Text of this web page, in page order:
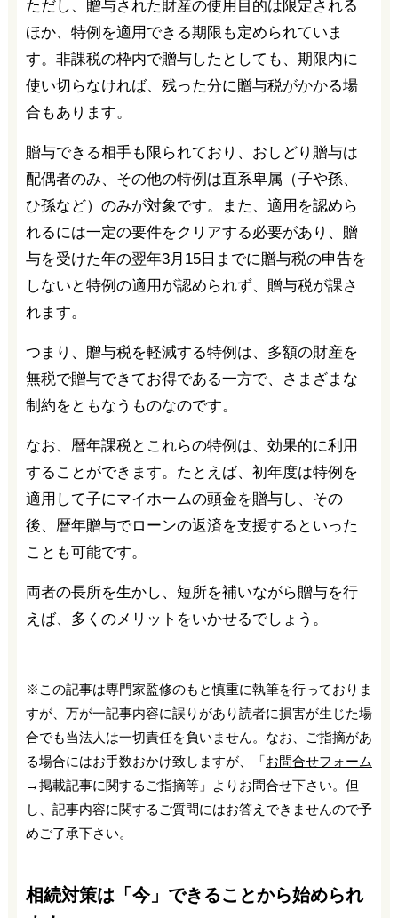
ただし、贈与された財産の使用目的は限定される
ほか、特例を適用できる期限も定められていま
す。非課税の枠内で贈与したとしても、期限内に
使い切らなければ、残った分に贈与税がかかる場
合もあります。
贈与できる相手も限られており、おしどり贈与は
配偶者のみ、その他の特例は直系卑属（子や孫、
ひ孫など）のみが対象です。また、適用を認めら
れるには一定の要件をクリアする必要があり、贈
与を受けた年の翌年3月15日までに贈与税の申告を
しないと特例の適用が認められず、贈与税が課さ
れます。
つまり、贈与税を軽減する特例は、多額の財産を
無税で贈与できてお得である一方で、さまざまな
制約をともなうものなのです。
なお、暦年課税とこれらの特例は、効果的に利用
することができます。たとえば、初年度は特例を
適用して子にマイホームの頭金を贈与し、その
後、暦年贈与でローンの返済を支援するといった
ことも可能です。
両者の長所を生かし、短所を補いながら贈与を行
えば、多くのメリットをいかせるでしょう。
※この記事は専門家監修のもと慎重に執筆を行っておりま
すが、万が一記事内容に誤りがあり読者に損害が生じた場
合でも当法人は一切責任を負いません。なお、ご指摘があ
る場合にはお手数おかけ致しますが、「お問合せフォーム
→掲載記事に関するご指摘等」よりお問合せ下さい。但
し、記事内容に関するご質問にはお答えできませんので予
めご了承下さい。
相続対策は「今」できることから始められ